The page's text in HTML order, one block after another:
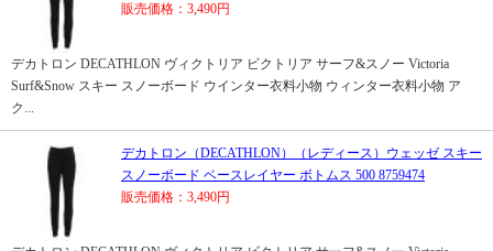
販売価格：3,490円
デカトロン DECATHLON ヴィクトリア ビクトリア サーフ&スノー Victoria
Surf&Snow スキー スノーボード ウインター衣料小物 ウィンター衣料小物 ア
ク...
デカトロン（DECATHLON）（レディース）ウェッゼ スキー
スノーボード ベースレイヤー ボトムス 500 8759474
販売価格：3,490円